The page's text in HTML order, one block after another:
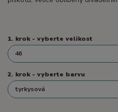
1. krok - vyberte velikost
2. krok - vyberte barvu